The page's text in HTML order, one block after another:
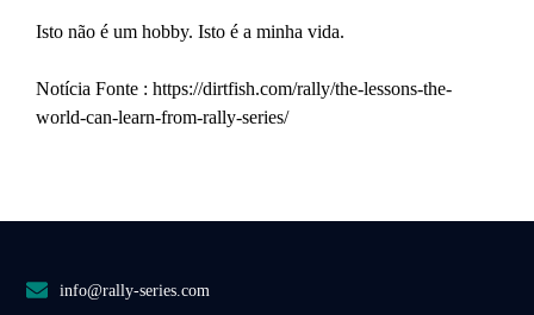
Isto não é um hobby. Isto é a minha vida.
Notícia Fonte : https://dirtfish.com/rally/the-lessons-the-
world-can-learn-from-rally-series/
info@rally-series.com